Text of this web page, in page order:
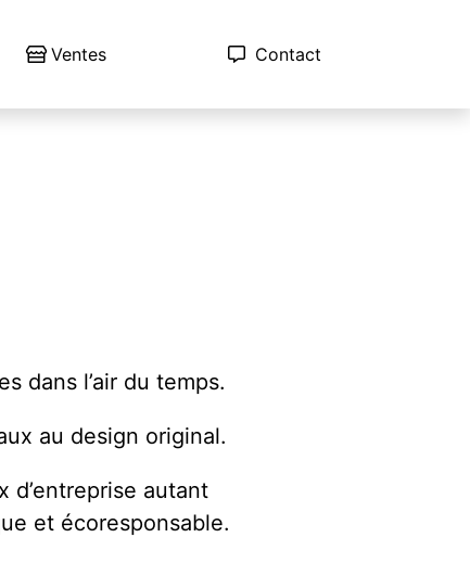
Ventes Contact
dans l’air du temps.
au design original.
d’entreprise autant
et écoresponsable.